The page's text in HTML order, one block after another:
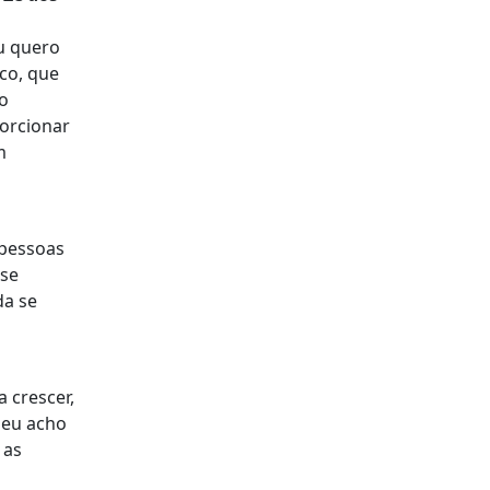
quero
que
se
crescer,
acho